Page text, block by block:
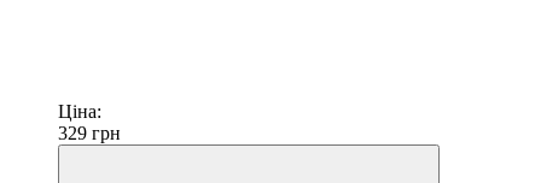
Ціна:
329 грн